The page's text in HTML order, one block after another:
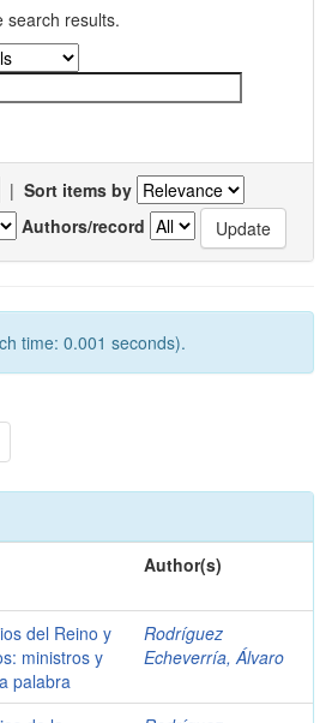
search results.
| Sort items by
Authors/record
time: 0.001 seconds).
Author(s)
del Reino y
ministros y
palabra
Rodríguez
Echeverría, Álvaro